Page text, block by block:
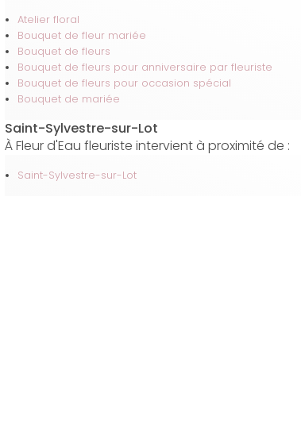
Atelier floral
Bouquet de fleur mariée
Bouquet de fleurs
Bouquet de fleurs pour anniversaire par fleuriste
Bouquet de fleurs pour occasion spécial
Bouquet de mariée
Saint-Sylvestre-sur-Lot
À Fleur d'Eau fleuriste intervient à proximité de :
Saint-Sylvestre-sur-Lot